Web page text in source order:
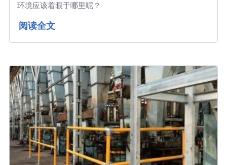
环境应该着眼于哪里呢？
阅读全文